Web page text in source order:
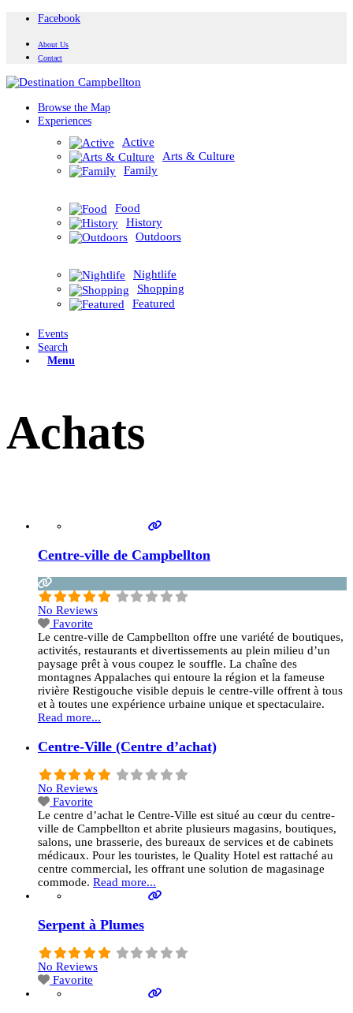
Facebook
About Us
Contact
Browse the Map
Experiences
Active
Arts & Culture
Family
Food
History
Outdoors
Nightlife
Shopping
Featured
Events
Search
Menu
Achats
Centre-ville de Campbellton
No Reviews
Favorite
Le centre-ville de Campbellton offre une variété de boutiques,
activités, restaurants et divertissements au plein milieu d’un
paysage prêt à vous coupez le souffle. La chaîne des
montagnes Appalaches qui entoure la région et la fameuse
rivière Restigouche visible depuis le centre-ville offrent à tous
et à toutes une expérience urbaine unique et spectaculaire.
Read more...
Centre-Ville (Centre d’achat)
No Reviews
Favorite
Le centre d’achat le Centre-Ville est situé au cœur du centre-
ville de Campbellton et abrite plusieurs magasins, boutiques,
salons, une brasserie, des bureaux de services et de cabinets
médicaux. Pour les touristes, le Quality Hotel est rattaché au
centre commercial, les offrant une solution de magasinage
commode. Read more...
Serpent à Plumes
No Reviews
Favorite